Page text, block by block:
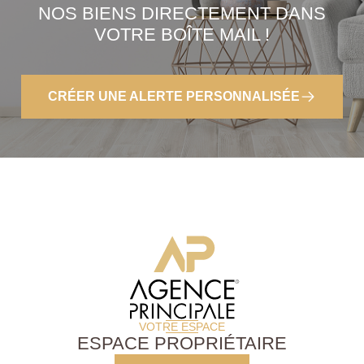
NOS BIENS DIRECTEMENT DANS
VOTRE BOÎTE MAIL !
CRÉER UNE ALERTE PERSONNALISÉE
VOTRE ESPACE
ESPACE PROPRIÉTAIRE